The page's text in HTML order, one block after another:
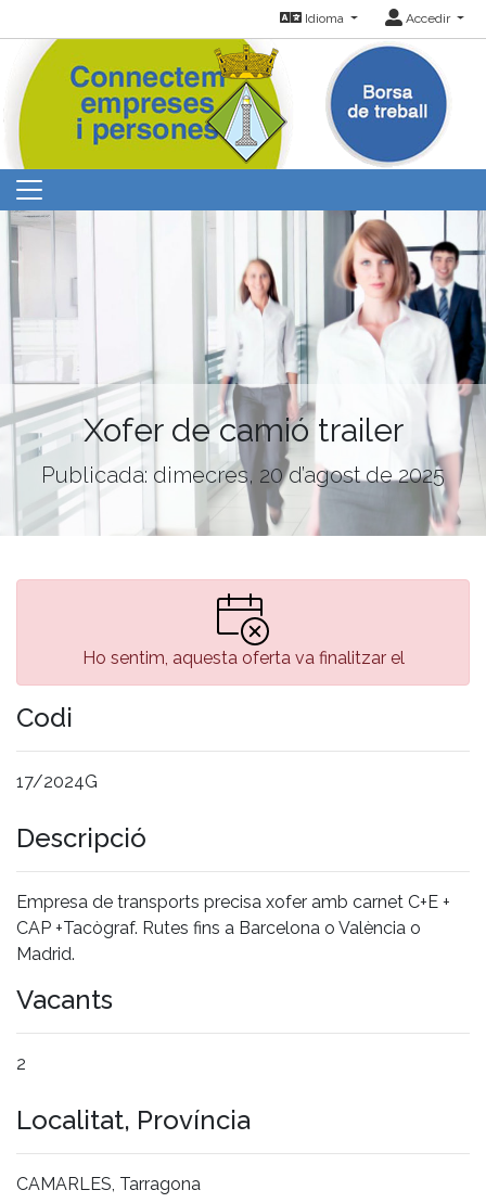
Idioma Accedir
Xofer de camió trailer
Publicada: dimecres, 20 d’agost de 2025
Ho sentim, aquesta oferta va finalitzar el
Codi
17/2024G
Descripció
Empresa de transports precisa xofer amb carnet C+E +
CAP +Tacògraf. Rutes fins a Barcelona o València o
Madrid.
Vacants
2
Localitat, Província
CAMARLES, Tarragona